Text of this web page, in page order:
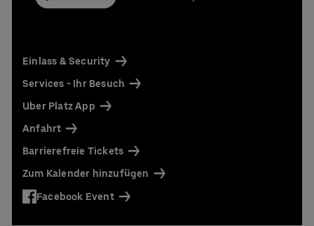
Einlass & Security
Services - Ihr Besuch
Uber Platz App
Anfahrt
Barrierefreie Tickets
Zum Kalender hinzufügen
Facebook Event